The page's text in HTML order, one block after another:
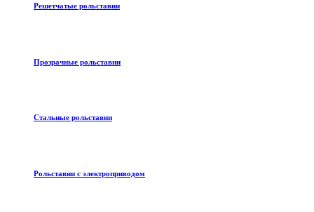
Решетчатые рольставни
Прозрачные рольставни
Стальные рольставни
Рольставни с электроприводом